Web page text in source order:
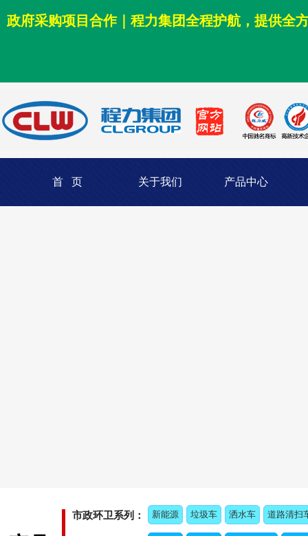
政府采购项目合作｜程力集团全程护航，提供全
首 页 关于我们 产品中心
市政环卫系列： 新能源 垃圾车 洒水车 道路清扫